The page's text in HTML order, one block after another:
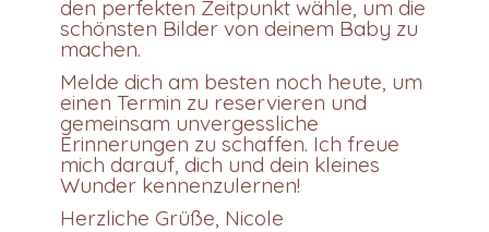
den perfekten Zeitpunkt wähle, um die
schönsten Bilder von deinem Baby zu
machen.
Melde dich am besten noch heute, um
einen Termin zu reservieren und
gemeinsam unvergessliche
Erinnerungen zu schaffen. Ich freue
mich darauf, dich und dein kleines
Wunder kennenzulernen!
Herzliche Grüße, Nicole